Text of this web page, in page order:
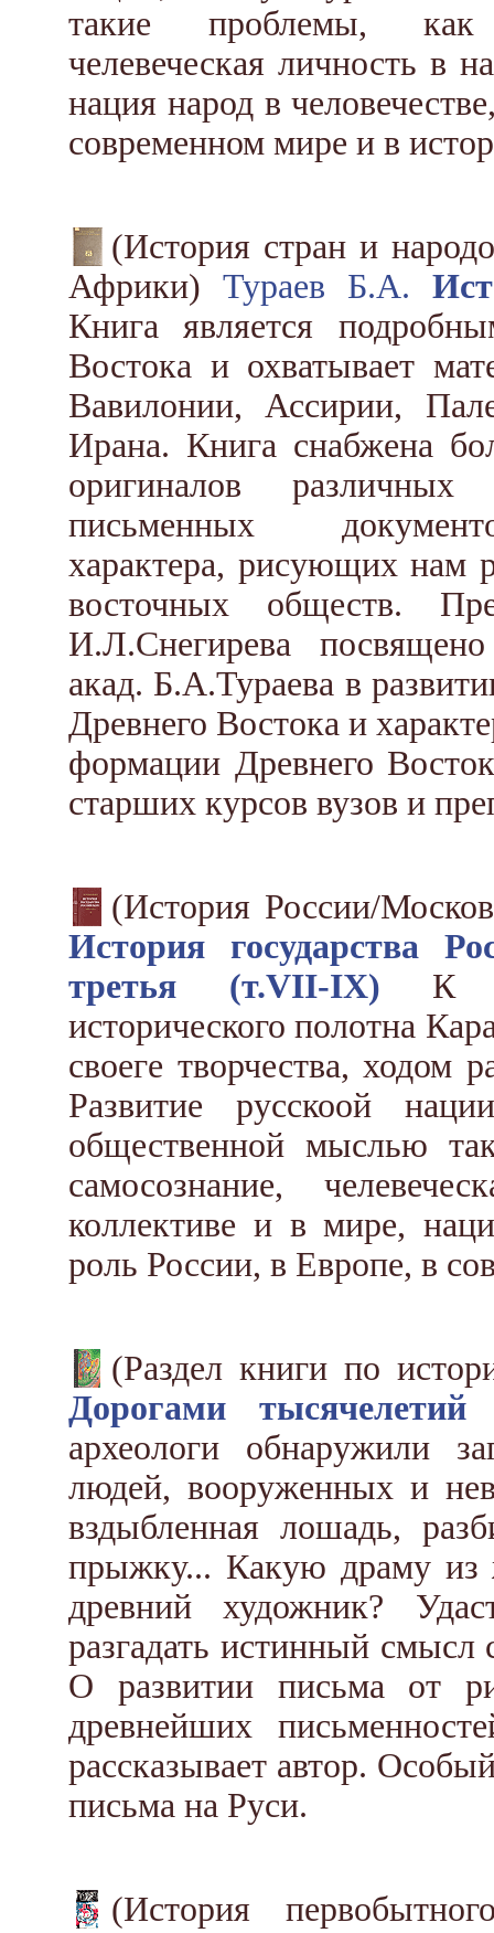
такие проблемы, как
челевеческая личность в
нация народ в
современном мире и в
(История стран и
Африки)Тураев Б.А.
Книга является
Востока и охватывает
Вавилонии, Ассирии,
Ирана. Книга снабжена
оригиналов
письменных
характера, рисующих нам
восточных обществ.
И.Л.Снегирева
акад. Б.А.Тураева в
Древнего Востока и
формации Древнего
старших курсов вузов и
(История России/
История государства
третья (т.VII-IX) К
исторического полотна
своеге творчества, ходом
Развитие русскоой
общественной мыслью
самосознание,
коллективе и в мире,
роль России, в Европе, в
(Раздел книги по
Дорогами тысячелетий
археологи обнаружили
людей, вооруженных и
вздыбленная лошадь,
прыжку... Какую драму из
древний художник?
разгадать истинный смысл
О развитии письма от
древнейших
рассказывает автор.
письма на Руси.
(История